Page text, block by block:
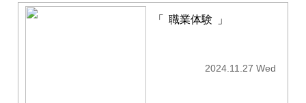
「 職業体験 」
2024.11.27 Wed